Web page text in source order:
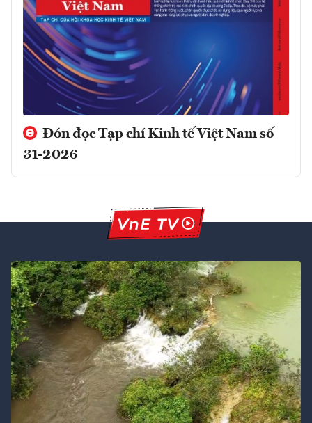
Đón đọc Tạp chí Kinh tế Việt Nam số
31-2026